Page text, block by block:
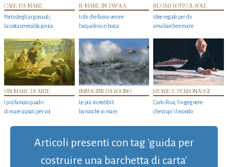
CASE DA MARE
Porto degli argonauti,
la costa smeralda jonica
IL MARE IN TAVOLA
I cibi che fanno venire
l’acquolina in bocca
REGALI SOTTO IL SOLE
Idee regalo per chi
ama barche e mare
UN MARE DI ARTE
I più famosi quadri
di mare copiati per voi
IMMAGINI DA SOGNO
Le più incredibili
burrasche in mare
STORIE E PERSONAGGI
Carlo Riva, l’ingegnere
che stupi' il mondo
Articoli presenti con tag 'guida per
costruire una barchetta di carta'